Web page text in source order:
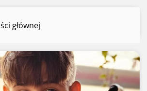
głównej
Dorian Dzieża